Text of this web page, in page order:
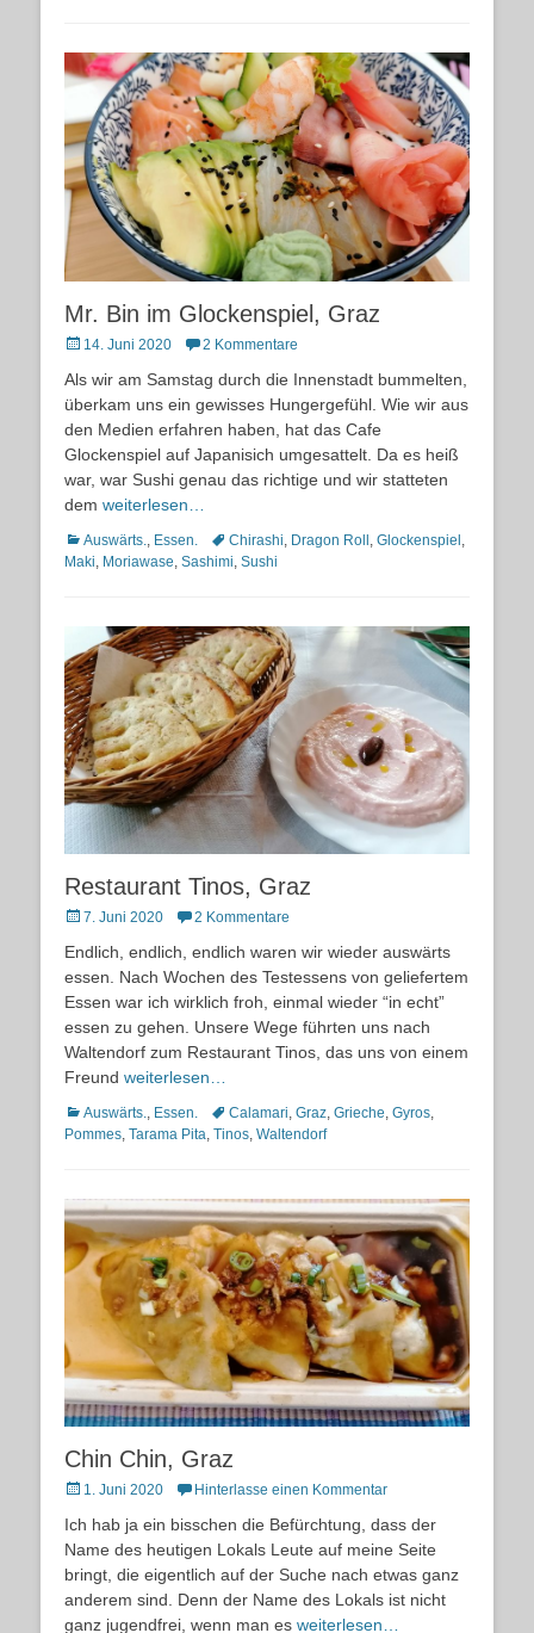
Mr. Bin im Glockenspiel, Graz
Posted14. Juni 2020 2 Kommentare
Als wir am Samstag durch die Innenstadt bummelten,
überkam uns ein gewisses Hungergefühl. Wie wir aus
den Medien erfahren haben, hat das Cafe
Glockenspiel auf Japanisich umgesattelt. Da es heiß
war, war Sushi genau das richtige und wir statteten
dem weiterlesen…
Kategorien
Auswärts. Essen. Schlagworte
Chirashi Dragon Roll Glockenspiel
Maki Moriawase Sashimi Sushi
Restaurant Tinos, Graz
Posted
7. Juni 2020 2 Kommentare
Endlich, endlich, endlich waren wir wieder auswärts
essen. Nach Wochen des Testessens von geliefertem
Essen war ich wirklich froh, einmal wieder “in echt”
essen zu gehen. Unsere Wege führten uns nach
Waltendorf zum Restaurant Tinos, das uns von einem
Freund weiterlesen…
Kategorien
Auswärts., Essen. Schlagworte
Calamari, Graz, Grieche, Gyros,
Pommes, Tarama Pita, Tinos, Waltendorf
Chin Chin, Graz
Posted
1. Juni 2020 Hinterlasse einen Kommentar
Ich hab ja ein bisschen die Befürchtung, dass der
Name des heutigen Lokals Leute auf meine Seite
bringt, die eigentlich auf der Suche nach etwas ganz
anderem sind. Denn der Name des Lokals ist nicht
ganz jugendfrei, wenn man es weiterlesen…